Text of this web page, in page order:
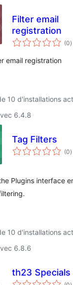
Filter email
registration
(0en
)
email registration
10 d'installations
6.4.8
Tag Filters
(0en
)
Plugins interface
10 d'installations
6.8.6
th23 Specials